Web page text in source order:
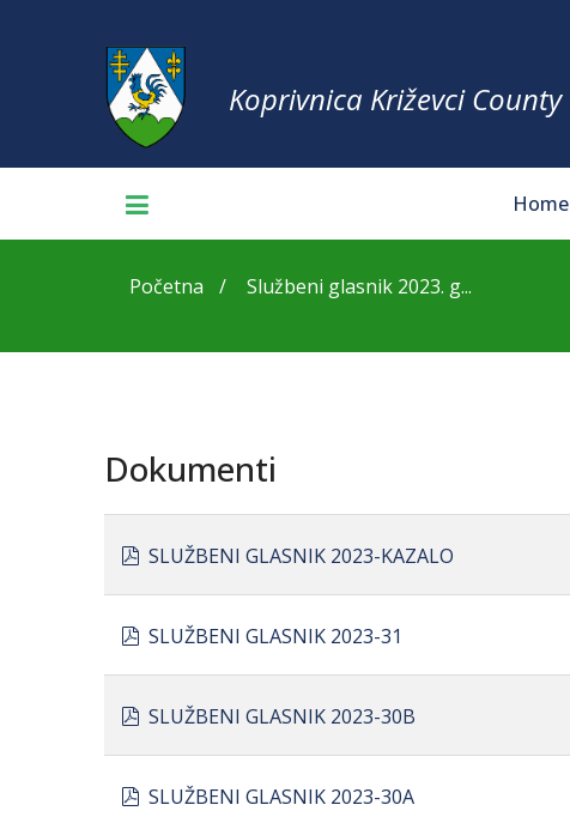
Koprivnica Križevci County
Home
Početna Službeni glasnik 2023. g...
Dokumenti
pdf
SLUŽBENI GLASNIK 2023-KAZALO
pdf
SLUŽBENI GLASNIK 2023-31
pdf
SLUŽBENI GLASNIK 2023-30B
pdf
SLUŽBENI GLASNIK 2023-30A